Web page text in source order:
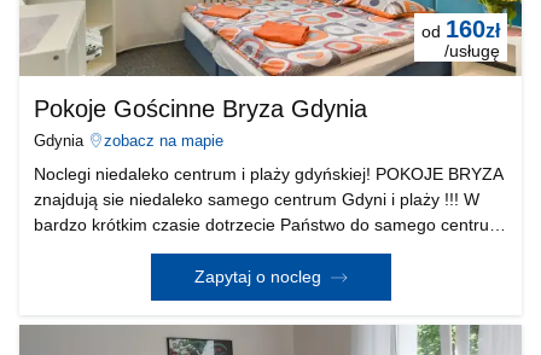
od 160zł
/usługę
Pokoje Gościnne Bryza Gdynia
Gdynia zobacz na mapie
Noclegi niedaleko centrum i plaży gdyńskiej! POKOJE BRYZA
znajdują sie niedaleko samego centrum Gdyni i plaży !!! W
bardzo krótkim czasie dotrzecie Państwo do samego centrum
miasta, pięknych gdyńskich plaż (samochodem 5 minut, 3
km), a bliskość szybkiej kolei miejskiej
Zapytaj o nocleg